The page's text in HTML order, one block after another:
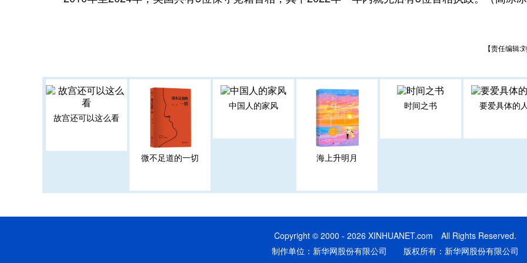
【责任编辑:
故宫还可以这么看
微不足道的一切
中国人的家风
海上升明月
时间之书 要爱具体的人
Copyright © 2000 - 2026 XINHUANET.com All Rights Reserved.
制作单位：新华网股份有限公司 版权所有：新华网股份有限公司